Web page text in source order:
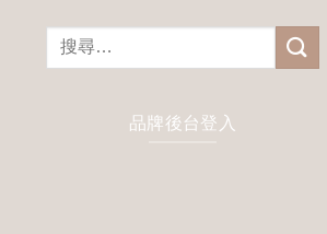
品牌後台登入